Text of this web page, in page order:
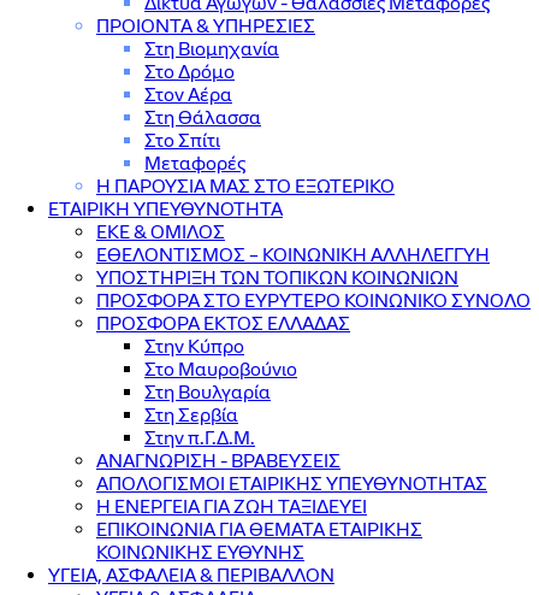
ΠΡΟΙΟΝΤΑ & YΠΗΡΕΣΙΕΣ
Στη Βιομηχανία
Στο Δρόμο
Στον Αέρα
Στη Θάλασσα
Στο Σπίτι
Μεταφορές
Η ΠΑΡΟΥΣΙΑ ΜΑΣ ΣΤΟ ΕΞΩΤΕΡΙΚΟ
ΕΤΑΙΡΙΚΗ ΥΠΕΥΘΥΝΟΤΗΤΑ
ΕΚΕ & ΟΜΙΛΟΣ
ΕΘΕΛΟΝΤΙΣΜΟΣ – ΚΟΙΝΩΝΙΚΗ ΑΛΛΗΛΕΓΓΥΗ
ΥΠΟΣΤΗΡΙΞΗ ΤΩΝ ΤΟΠΙΚΩΝ ΚΟΙΝΩΝΙΩΝ
ΠΡΟΣΦΟΡΑ ΣΤΟ ΕΥΡΥΤΕΡΟ ΚΟΙΝΩΝΙΚΟ ΣΥΝΟΛΟ
ΠΡΟΣΦΟΡΑ ΕΚΤΟΣ ΕΛΛΑΔΑΣ
Στην Κύπρο
Στο Μαυροβούνιο
Στη Βουλγαρία
Στη Σερβία
Στην π.Γ.Δ.Μ.
ΑΝΑΓΝΩΡΙΣΗ - ΒΡΑΒΕΥΣΕΙΣ
ΑΠΟΛΟΓΙΣΜΟΙ ΕΤΑΙΡΙΚΗΣ ΥΠΕΥΘΥΝΟΤΗΤΑΣ
Η ΕΝΕΡΓΕΙΑ ΓΙΑ ΖΩΗ ΤΑΞΙΔΕΥΕΙ
ΕΠΙΚΟΙΝΩΝΙΑ ΓΙΑ ΘΕΜΑΤΑ ΕΤΑΙΡΙΚΗΣ
ΚΟΙΝΩΝΙΚΗΣ ΕΥΘΥΝΗΣ
ΥΓΕΙΑ, ΑΣΦΑΛΕΙΑ & ΠΕΡΙΒΑΛΛΟΝ